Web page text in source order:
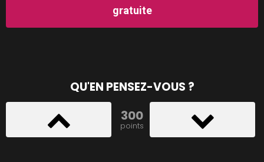
gratuite
QU'EN PENSEZ-VOUS ?
300
points